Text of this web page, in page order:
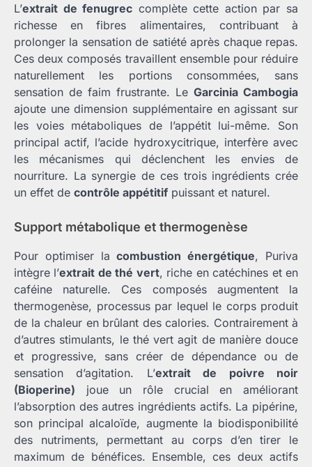
L’extrait de fenugrec complète cette action par sa
richesse en fibres alimentaires, contribuant à
prolonger la sensation de satiété après chaque repas.
Ces deux composés travaillent ensemble pour réduire
naturellement les portions consommées, sans
sensation de faim frustrante. Le Garcinia Cambogia
ajoute une dimension supplémentaire en agissant sur
les voies métaboliques de l’appétit lui-même. Son
principal actif, l’acide hydroxycitrique, interfère avec
les mécanismes qui déclenchent les envies de
nourriture. La synergie de ces trois ingrédients crée
un effet de contrôle appétitif puissant et naturel.
Support métabolique et thermogenèse
Pour optimiser lacombustion énergétique, Puriva
intègre l’extrait de thé vert, riche en catéchines et en
caféine naturelle. Ces composés augmentent la
thermogenèse, processus par lequel le corps produit
de la chaleur en brûlant des calories. Contrairement à
d’autres stimulants, le thé vert agit de manière douce
et progressive, sans créer de dépendance ou de
sensation d’agitation. L’extrait de poivre noir
(Bioperine) joue un rôle crucial en améliorant
l’absorption des autres ingrédients actifs. La pipérine,
son principal alcaloïde, augmente la biodisponibilité
des nutriments, permettant au corps d’en tirer le
maximum de bénéfices. Ensemble, ces deux actifs